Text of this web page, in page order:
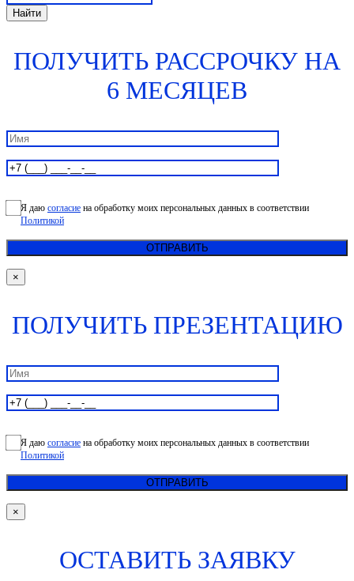
ПОЛУЧИТЬ РАССРОЧКУ НА
6 МЕСЯЦЕВ
Я даю согласие на обработку моих персональных данных в соответствии
Политикой
×
ПОЛУЧИТЬ ПРЕЗЕНТАЦИЮ
Я даю согласие на обработку моих персональных данных в соответствии
Политикой
×
ОСТАВИТЬ ЗАЯВКУ